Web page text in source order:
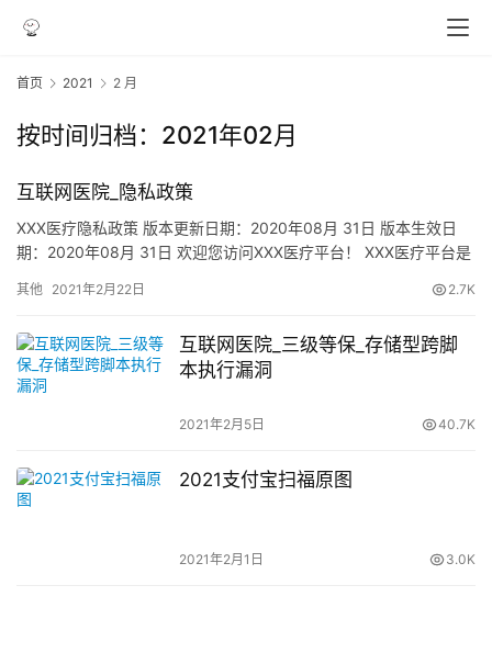
首页 2021 2 月
按时间归档：2021年02月
互联网医院_隐私政策
XXX医疗隐私政策 版本更新日期：2020年08月 31日 版本生效日
期：2020年08月 31日 欢迎您访问XXX医疗平台！ XXX医疗平台是
其他 2021年2月22日 2.7K
互联网医院_三级等保_存储型跨脚
本执行漏洞
2021年2月5日 40.7K
2021支付宝扫福原图
2021年2月1日 3.0K